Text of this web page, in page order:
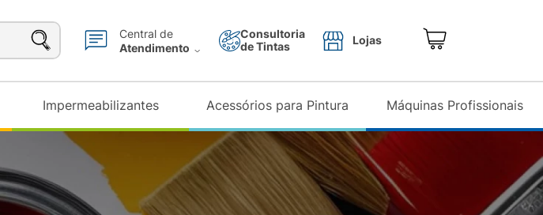
Central de
Atendimento
Consultoria
de Tintas
Lojas
Impermeabilizantes Acessórios para Pintura Máquinas Profissionais